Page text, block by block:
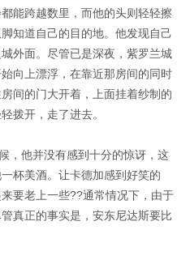
能跨越数里，而他的头则轻轻擦
知道自己的目的地。他发现自己
外面。尽管已是深夜，紫罗兰城
向上漂浮，在靠近那房间的同时
间的门大开着，上面挂着纱制的
拨开，走了进去。
，他并没有感到十分的惊讶，这
杯美酒。让卡德加感到好笑的
要老上一些??通常情况下，由于
真正的事实是，安东尼达斯要比